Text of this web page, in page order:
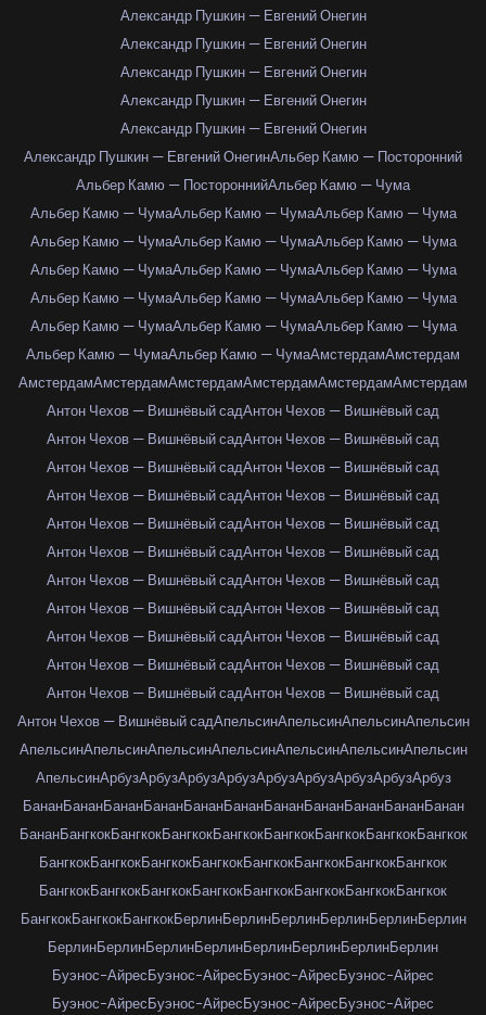
Александр Пушкин — Евгений Онегин
Александр Пушкин — Евгений Онегин
Александр Пушкин — Евгений Онегин
Александр Пушкин — Евгений Онегин
Александр Пушкин — Евгений Онегин
Александр Пушкин — Евгений ОнегинАльбер Камю — Посторонний
Альбер Камю — ПостороннийАльбер Камю — Чума
Альбер Камю — ЧумаАльбер Камю — ЧумаАльбер Камю — Чума
Альбер Камю — ЧумаАльбер Камю — ЧумаАльбер Камю — Чума
Альбер Камю — ЧумаАльбер Камю — ЧумаАльбер Камю — Чума
Альбер Камю — ЧумаАльбер Камю — ЧумаАльбер Камю — Чума
Альбер Камю — ЧумаАльбер Камю — ЧумаАльбер Камю — Чума
Альбер Камю — ЧумаАльбер Камю — ЧумаАмстердамАмстердам
АмстердамАмстердамАмстердамАмстердамАмстердамАмстердам
Антон Чехов — Вишнёвый садАнтон Чехов — Вишнёвый сад
Антон Чехов — Вишнёвый садАнтон Чехов — Вишнёвый сад
Антон Чехов — Вишнёвый садАнтон Чехов — Вишнёвый сад
Антон Чехов — Вишнёвый садАнтон Чехов — Вишнёвый сад
Антон Чехов — Вишнёвый садАнтон Чехов — Вишнёвый сад
Антон Чехов — Вишнёвый садАнтон Чехов — Вишнёвый сад
Антон Чехов — Вишнёвый садАнтон Чехов — Вишнёвый сад
Антон Чехов — Вишнёвый садАнтон Чехов — Вишнёвый сад
Антон Чехов — Вишнёвый садАнтон Чехов — Вишнёвый сад
Антон Чехов — Вишнёвый садАнтон Чехов — Вишнёвый сад
Антон Чехов — Вишнёвый садАнтон Чехов — Вишнёвый сад
Антон Чехов — Вишнёвый садАпельсинАпельсинАпельсинАпельсин
АпельсинАпельсинАпельсинАпельсинАпельсинАпельсинАпельсин
АпельсинАрбузАрбузАрбузАрбузАрбузАрбузАрбузАрбузАрбуз
БананБананБананБананБананБананБананБананБананБананБанан
БананБангкокБангкокБангкокБангкокБангкокБангкокБангкокБангкок
БангкокБангкокБангкокБангкокБангкокБангкокБангкокБангкок
БангкокБангкокБангкокБангкокБангкокБангкокБангкокБангкок
БангкокБангкокБангкокБерлинБерлинБерлинБерлинБерлинБерлин
БерлинБерлинБерлинБерлинБерлинБерлинБерлинБерлин
Буэнос-АйресБуэнос-АйресБуэнос-АйресБуэнос-Айрес
Буэнос-АйресБуэнос-АйресБуэнос-АйресБуэнос-Айрес